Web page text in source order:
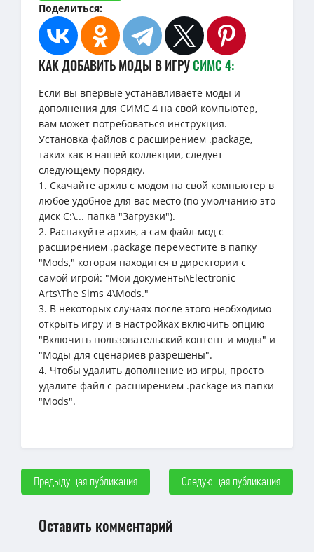
Поделиться:
КАК ДОБАВИТЬ МОДЫ В ИГРУСИМС 4:
Если вы впервые устанавливаете моды и
дополнения для СИМС 4 на свой компьютер,
вам может потребоваться инструкция.
Установка файлов с расширением .package,
таких как в нашей коллекции, следует
следующему порядку.
1. Скачайте архив с модом на свой компьютер в
любое удобное для вас место (по умолчанию это
диск C:\... папка "Загрузки").
2. Распакуйте архив, а сам файл-мод с
расширением .package переместите в папку
"Mods," которая находится в директории с
самой игрой: "Мои документы\Electronic
Arts\The Sims 4\Mods."
3. В некоторых случаях после этого необходимо
открыть игру и в настройках включить опцию
"Включить пользовательский контент и моды" и
"Моды для сценариев разрешены".
4. Чтобы удалить дополнение из игры, просто
удалите файл с расширением .package из папки
"Mods".
Предыдущая публикация Следующая публикация
Оставить комментарий